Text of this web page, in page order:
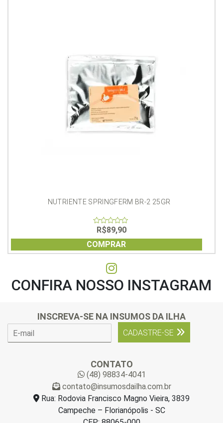
NUTRIENTE SPRINGFERM BR-2 25GR
of
5
R$89,90
COMPRAR
CONFIRA NOSSO INSTAGRAM
INSCREVA-SE NA INSUMOS DA ILHA
CADASTRE-SE
CONTATO
(48) 98834-4041
contato@insumosdailha.com.br
Rua: Rodovia Francisco Magno Vieira, 3839
Campeche – Florianópolis - SC